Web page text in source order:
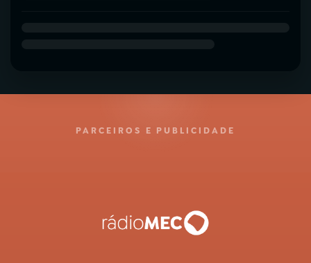
PARCEIROS E PUBLICIDADE